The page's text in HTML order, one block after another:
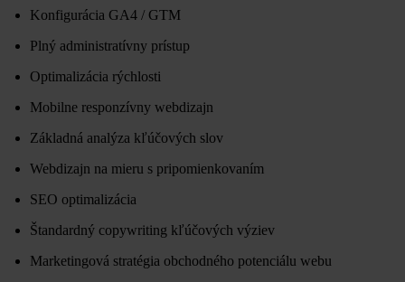
Konfigurácia GA4 / GTM
Plný administratívny prístup
Optimalizácia rýchlosti
Mobilne responzívny webdizajn
Základná analýza kľúčových slov
Webdizajn na mieru s pripomienkovaním
SEO optimalizácia
Štandardný copywriting kľúčových výziev
Marketingová stratégia obchodného potenciálu webu